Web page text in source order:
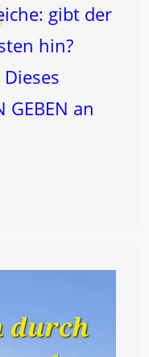
gibt der
hin?
GEBEN an